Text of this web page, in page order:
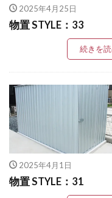
美濃クラフト アイ
美濃クラフト カリ
美濃クラフト スー
美濃クラフト スタ
美濃クラフト ステ
美濃クラフト ステ
美濃クラフト ステ
美濃クラフト ステ
美濃クラフト ステ
2025年4月25日
物置 STYLE：33
続きを
2025年4月1日
物置 STYLE：31
LIXIL プラスG
LIXIL プレミエス
LIXIL ベルニューズ
LIXIL 横型ポストP-
LIXIL 美彩 マリンラ
LIXIL 門柱灯
OnlyOne アートモ
OnlyOne ヴァリオネ